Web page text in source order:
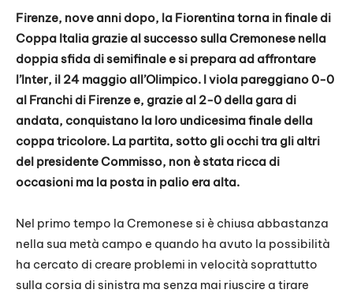
Firenze, nove anni dopo, la Fiorentina torna in finale di
Coppa Italia grazie al successo sulla Cremonese nella
doppia sfida di semifinale e si prepara ad affrontare
l’Inter, il 24 maggio all’Olimpico. I viola pareggiano 0-0
al Franchi di Firenze e, grazie al 2-0 della gara di
andata, conquistano la loro undicesima finale della
coppa tricolore. La partita, sotto gli occhi tra gli altri
del presidente Commisso, non è stata ricca di
occasioni ma la posta in palio era alta.
Nel primo tempo la Cremonese si è chiusa abbastanza
nella sua metà campo e quando ha avuto la possibilità
ha cercato di creare problemi in velocità soprattutto
sulla corsia di sinistra ma senza mai riuscire a tirare